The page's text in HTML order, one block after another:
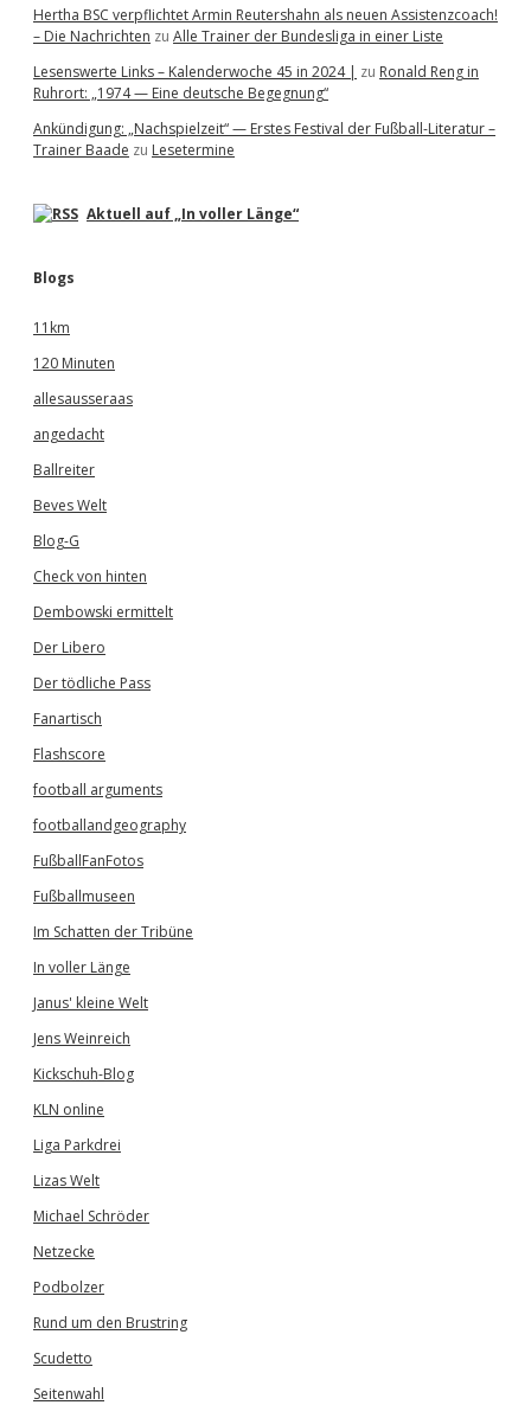
Hertha BSC verpflichtet Armin Reutershahn als neuen Assistenzcoach!
– Die Nachrichten zu Alle Trainer der Bundesliga in einer Liste
Lesenswerte Links – Kalenderwoche 45 in 2024 | zu Ronald Reng in
Ruhrort: „1974 — Eine deutsche Begegnung“
Ankündigung: „Nachspielzeit“ — Erstes Festival der Fußball-Literatur –
Trainer Baade zu Lesetermine
Aktuell auf „In voller Länge“
Blogs
11km
120 Minuten
allesausseraas
angedacht
Ballreiter
Beves Welt
Blog-G
Check von hinten
Dembowski ermittelt
Der Libero
Der tödliche Pass
Fanartisch
Flashscore
football arguments
footballandgeography
FußballFanFotos
Fußballmuseen
Im Schatten der Tribüne
In voller Länge
Janus' kleine Welt
Jens Weinreich
Kickschuh-Blog
KLN online
Liga Parkdrei
Lizas Welt
Michael Schröder
Netzecke
Podbolzer
Rund um den Brustring
Scudetto
Seitenwahl